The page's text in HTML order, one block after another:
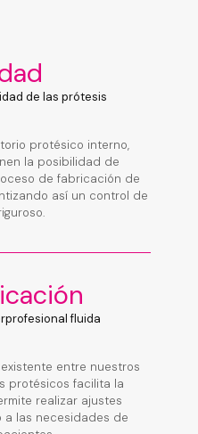
de las prótesis
protésico interno,
la posibilidad de
de fabricación de
así un control de
fluida
entre nuestros
protésicos facilita la
realizar ajustes
a las necesidades de